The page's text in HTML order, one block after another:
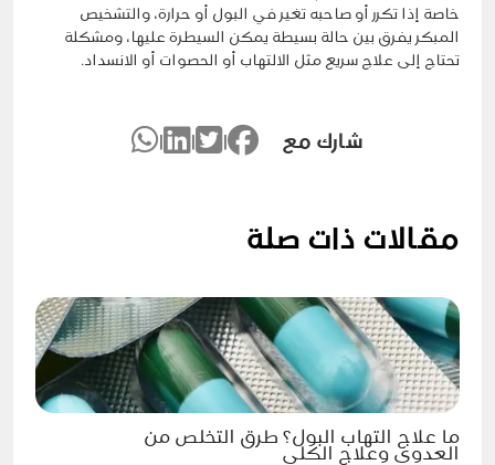
خاصة إذا تكرر أو صاحبه تغير في البول أو حرارة، والتشخيص
المبكر يفرق بين حالة بسيطة يمكن السيطرة عليها، ومشكلة
تحتاج إلى علاج سريع مثل الالتهاب أو الحصوات أو الانسداد.
شارك مع
مقالات ذات صلة
ما علاج التهاب البول؟ طرق التخلص من
العدوى وعلاج الكلى